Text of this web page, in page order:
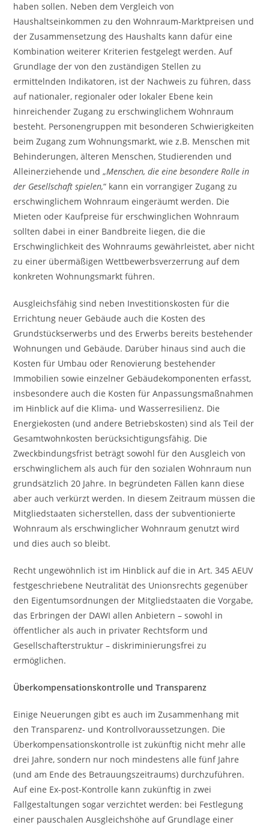
haben sollen. Neben dem Vergleich von
Haushaltseinkommen zu den Wohnraum-Marktpreisen und
der Zusammensetzung des Haushalts kann dafür eine
Kombination weiterer Kriterien festgelegt werden. Auf
Grundlage der von den zuständigen Stellen zu
ermittelnden Indikatoren, ist der Nachweis zu führen, dass
auf nationaler, regionaler oder lokaler Ebene kein
hinreichender Zugang zu erschwinglichem Wohnraum
besteht. Personengruppen mit besonderen Schwierigkeiten
beim Zugang zum Wohnungsmarkt, wie z.B. Menschen mit
Behinderungen, älteren Menschen, Studierenden und
Alleinerziehende und „Menschen, die eine besondere Rolle in
der Gesellschaft spielen,“ kann ein vorrangiger Zugang zu
erschwinglichem Wohnraum eingeräumt werden. Die
Mieten oder Kaufpreise für erschwinglichen Wohnraum
sollten dabei in einer Bandbreite liegen, die die
Erschwinglichkeit des Wohnraums gewährleistet, aber nicht
zu einer übermäßigen Wettbewerbsverzerrung auf dem
konkreten Wohnungsmarkt führen.
Ausgleichsfähig sind neben Investitionskosten für die
Errichtung neuer Gebäude auch die Kosten des
Grundstückserwerbs und des Erwerbs bereits bestehender
Wohnungen und Gebäude. Darüber hinaus sind auch die
Kosten für Umbau oder Renovierung bestehender
Immobilien sowie einzelner Gebäudekomponenten erfasst,
insbesondere auch die Kosten für Anpassungsmaßnahmen
im Hinblick auf die Klima- und Wasserresilienz. Die
Energiekosten (und andere Betriebskosten) sind als Teil der
Gesamtwohnkosten berücksichtigungsfähig. Die
Zweckbindungsfrist beträgt sowohl für den Ausgleich von
erschwinglichem als auch für den sozialen Wohnraum nun
grundsätzlich 20 Jahre. In begründeten Fällen kann diese
aber auch verkürzt werden. In diesem Zeitraum müssen die
Mitgliedstaaten sicherstellen, dass der subventionierte
Wohnraum als erschwinglicher Wohnraum genutzt wird
und dies auch so bleibt.
Recht ungewöhnlich ist im Hinblick auf die in Art. 345 AEUV
festgeschriebene Neutralität des Unionsrechts gegenüber
den Eigentumsordnungen der Mitgliedstaaten die Vorgabe,
das Erbringen der DAWI allen Anbietern – sowohl in
öffentlicher als auch in privater Rechtsform und
Gesellschafterstruktur – diskriminierungsfrei zu
ermöglichen.
Überkompensationskontrolle und Transparenz
Einige Neuerungen gibt es auch im Zusammenhang mit
den Transparenz- und Kontrollvoraussetzungen. Die
Überkompensationskontrolle ist zukünftig nicht mehr alle
drei Jahre, sondern nur noch mindestens alle fünf Jahre
(und am Ende des Betrauungszeitraums) durchzuführen.
Auf eine Ex-post-Kontrolle kann zukünftig in zwei
Fallgestaltungen sogar verzichtet werden: bei Festlegung
einer pauschalen Ausgleichshöhe auf Grundlage einer